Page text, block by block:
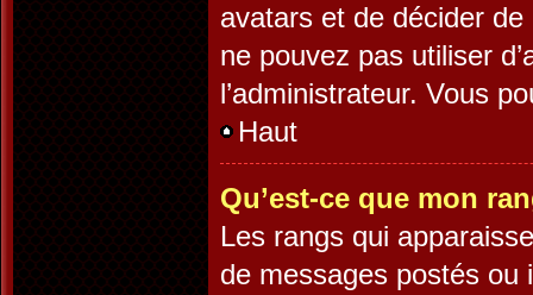
avatars et de décider
ne pouvez pas utiliser
l’administrateur. Vous
Haut
Qu’est-ce que mon
Les rangs qui
de messages postés ou